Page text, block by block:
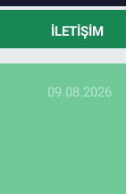
İLETIŞIM
09.08.2026